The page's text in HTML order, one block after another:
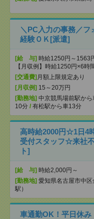
＼PC入力の事務／フ
経験ＯＫ[派遣]
[給 与] 時給1250円～1563
【月収例】時給1250円×6時
[交通費] 月額上限規定あり
[月収例] 15～20万円
[勤務地] 中京競馬場前駅か
10分 / 有松駅から車13分
高時給2000円☆1日4
受付スタッフ☆来社
ト]
[給 与] 時給2,000円～
[勤務地] 愛知県名古屋市中
駅）
車通勤OK！平日休